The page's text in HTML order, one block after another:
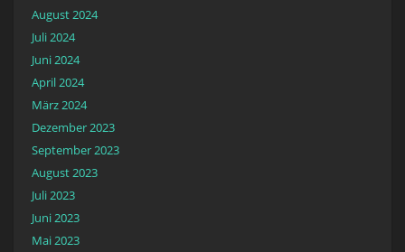
August 2024
Juli 2024
Juni 2024
April 2024
März 2024
Dezember 2023
September 2023
August 2023
Juli 2023
Juni 2023
Mai 2023